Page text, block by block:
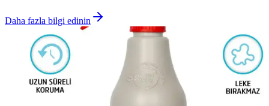
Daha fazla bilgi edinin